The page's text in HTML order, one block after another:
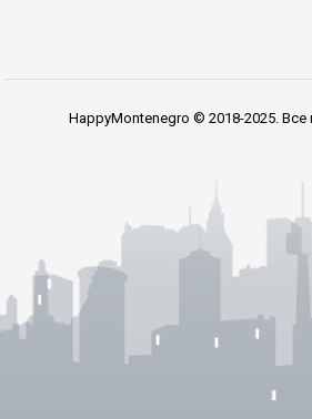
HappyMontenegro © 2018-2025.